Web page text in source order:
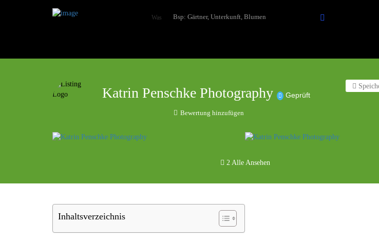
Was
Katrin Penschke Photography Geprüft
Bewertung hinzufügen
2 Alle Ansehen
Inhaltsverzeichnis